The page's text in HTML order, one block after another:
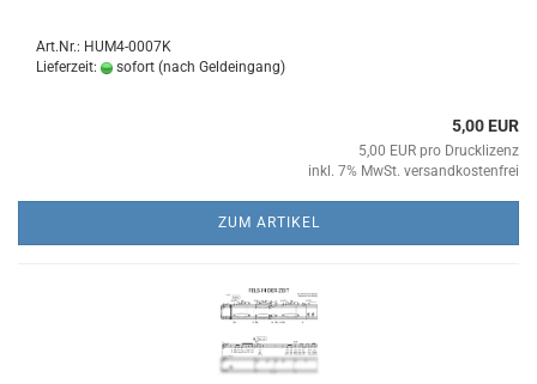
Art.Nr.: HUM4-0007K
Lieferzeit:
sofort (nach Geldeingang)
5,00 EUR
5,00 EUR pro Drucklizenz
inkl. 7% MwSt. versandkostenfrei
ZUM ARTIKEL